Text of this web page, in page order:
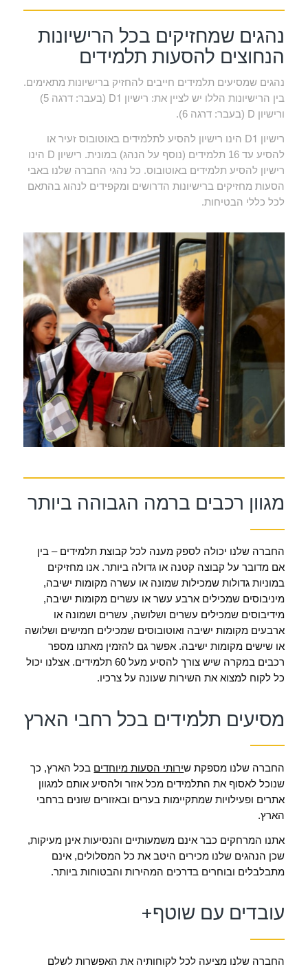
נהגים שמחזיקים בכל הרישיונות
הנחוצים להסעות תלמידים
נהגים שמסיעים תלמידים חייבים להחזיק ברישיונות מתאימים.
בין הרישיונות הללו יש לציין את: רישיון D1
(בעבר: דרגה 5)
ורישיון D (בעבר: דרגה 6).
רישיון D1 הינו רישיון להסיע לתלמידים באוטובוס זעיר או
להסיע עד 16 תלמידים (נוסף על הנהג) במונית. רישיון
D הינו
רישיון להסיע תלמידים באוטובוס. כל נהגי החברה שלנו באבי
הסעות מחזיקים ברישיונות הדרושים ומקפידים לנהוג בהתאם
לכל כללי הבטיחות.
מגוון רכבים ברמה הגבוהה ביותר
החברה שלנו יכולה לספק מענה לכל קבוצת תלמידים – בין
אם מדובר על קבוצה קטנה או גדולה ביותר. אנו מחזיקים
במוניות גדולות שמכילות שמונה או עשרה מקומות ישיבה,
מיניבוסים שמכילים ארבע עשר או עשרים מקומות ישיבה,
מידיבוסים שמכילים עשרים ושלושה, עשרים ושמונה או
ארבעים מקומות ישיבה ואוטובוסים שמכילים חמישים ושלושה
או שישים מקומות ישיבה. אפשר גם להזמין מאתנו מספר
רכבים במקרה שיש צורך להסיע מעל 60 תלמידים. אצלנו יכול
כל לקוח למצוא את השירות שעונה על צרכיו.
מסיעים תלמידים בכל רחבי הארץ
החברה שלנו מספקת שירותי הסעות מיוחדים בכל הארץ, כך
שנוכל לאסוף את התלמידים מכל אזור ולהסיע אותם למגוון
אתרים ופעילויות שמתקיימות בערים ובאזורים שונים ברחבי
הארץ.
אתנו המרחקים כבר אינם משמעותיים והנסיעות אינן מעיקות,
שכן הנהגים שלנו מכירים היטב את כל המסלולים, אינם
מתבלבלים ובוחרים בדרכים המהירות והבטוחות ביותר.
עובדים עם שוטף+
החברה שלנו מציעה לכל לקוחותיה את האפשרות לשלם